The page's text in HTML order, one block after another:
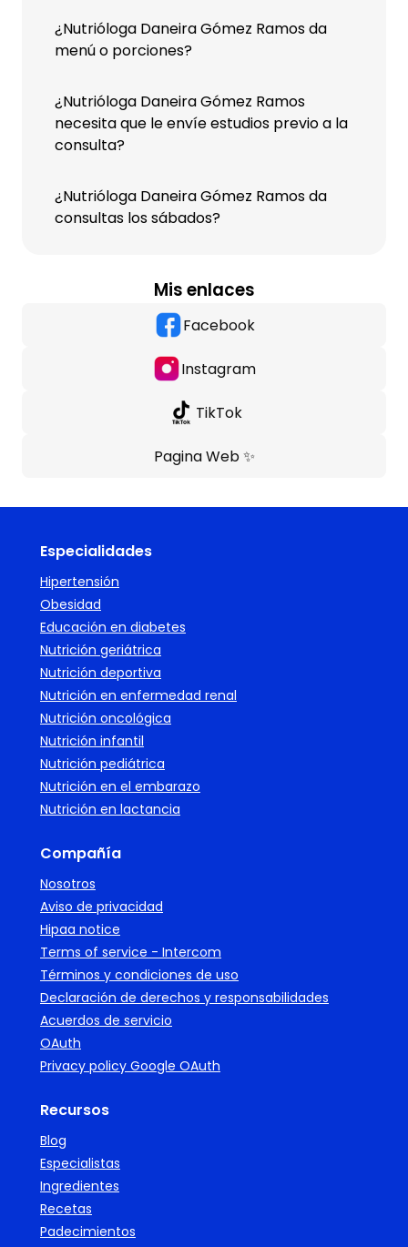
¿Nutrióloga Daneira Gómez Ramos da
menú o porciones?
¿Nutrióloga Daneira Gómez Ramos
necesita que le envíe estudios previo a la
consulta?
¿Nutrióloga Daneira Gómez Ramos da
consultas los sábados?
Mis enlaces
Facebook
Instagram
TikTok
Pagina Web ✨​
Especialidades
Hipertensión
Obesidad
Educación en diabetes
Nutrición geriátrica
Nutrición deportiva
Nutrición en enfermedad renal
Nutrición oncológica
Nutrición infantil
Nutrición pediátrica
Nutrición en el embarazo
Nutrición en lactancia
Compañía
Nosotros
Aviso de privacidad
Hipaa notice
Terms of service - Intercom
Términos y condiciones de uso
Declaración de derechos y responsabilidades
Acuerdos de servicio
OAuth
Privacy policy Google OAuth
Recursos
Blog
Especialistas
Ingredientes
Recetas
Padecimientos